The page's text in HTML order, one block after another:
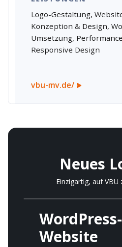
Logo-Gestaltung,
Konzeption & Design,
Umsetzung,
Responsive Design
vbu-mv.de/
Neues
Einzigartig, auf VBU
WordPress-
Website